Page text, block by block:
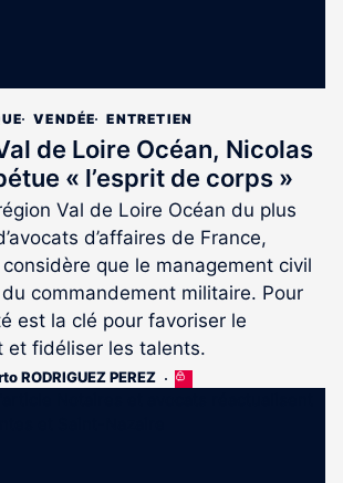
VENDÉE ENTRETIEN
de Loire Océan, Nicolas
« l’esprit de corps »
Val de Loire Océan du plus
d’affaires de France,
que le management civil
du commandement militaire. Pour
est la clé pour favoriser le
et fidéliser les talents.
RODRIGUEZ PEREZ
Cet